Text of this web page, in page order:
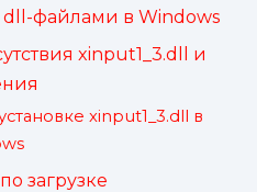
файлами в Windows
xinput1_3.dll и
xinput1_3.dll в
загрузке